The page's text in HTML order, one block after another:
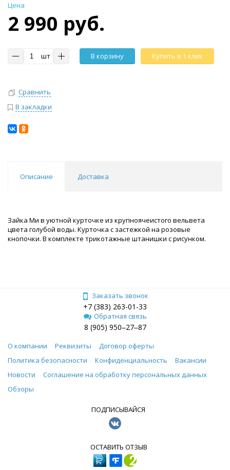
Цена
2 990 руб.
шт В корзину Купить в 1 клик
Сравнить
В закладки
Описание Доставка
Зайка Ми в уютной курточке из крупноячеистого вельвета
цвета голубой воды. Курточка с застежкой на розовые
кнопочки. В комплекте трикотажные штанишки с рисунком.
Заказать звонок
+7 (383) 263-01-33
Обратная связь
8 (905) 950‒27‒87
О компании Реквизиты
Договор оферты
Политика безопасности
Конфиденциальность
Вакансии
Новости
Соглашение на обработку персональных данных
Обзоры
ПОДПИСЫВАЙСЯ
ОСТАВИТЬ ОТЗЫВ